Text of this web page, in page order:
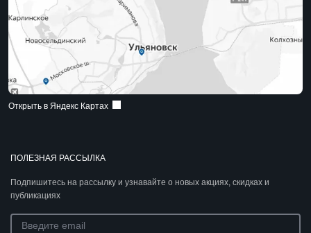
ПОЛЕЗНАЯ РАССЫЛКА
Подпишитесь на рассылку и узнавайте о новых акциях, скидках и
публикациях
Открыть в Яндекс Картах